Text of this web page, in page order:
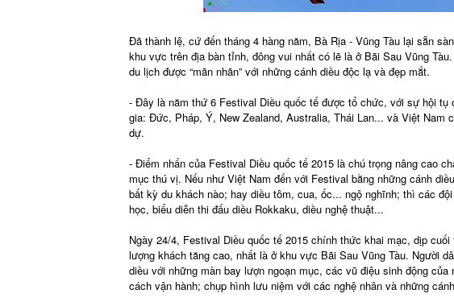
Đã thành lệ, cứ đến tháng 4 hàng năm, Bà Rịa - Vũng Tàu lại sẵn
khu vực trên địa bàn tỉnh, đông vui nhất có lẽ là ở Bãi Sau Vũng
du lịch được “mãn nhãn” với những cánh diều độc lạ và đẹp mắt.
- Đây là năm thứ 6 Festival Diều quốc tế được tổ chức, với sự hội tụ
gia: Đức, Pháp, Ý, New Zealand, Australia, Thái Lan... và Việt Nam
dự.
- Điểm nhấn của Festival Diều quốc tế 2015 là chú trọng nâng cao
mục thú vị. Nếu như Việt Nam đến với Festival bằng những cánh
bất kỳ du khách nào; hay diều tôm, cua, ốc... ngộ nghĩnh; thì các
học, biểu diễn thi đấu diều Rokkaku, diều nghệ thuật...
Ngày 24/4, Festival Diều quốc tế 2015 chính thức khai mạc, dịp
lượng khách tăng cao, nhất là ở khu vực Bãi Sau Vũng Tàu. Người
diều với những màn bay lượn ngoạn mục, các vũ điệu sinh động
cách vận hành; chụp hình lưu niệm với các nghệ nhân và những